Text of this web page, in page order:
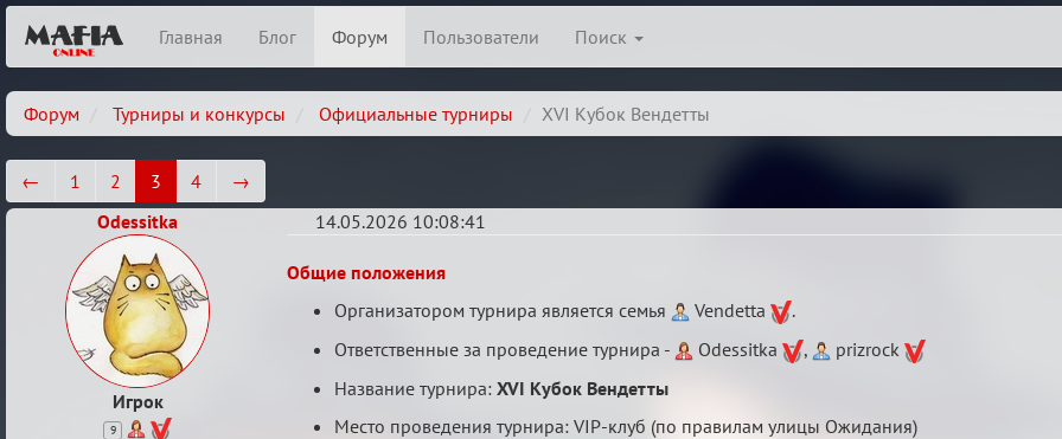
Главная Блог Форум Пользователи Поиск
Форум Турниры и конкурсы Официальные турниры XVI Кубок Вендетты
← 1 2 3 4
→
Odessitka
Игрок
9
14.05.2026 10:08:41
XVI
Кубок
Вендетты
Общие положения
Организатором турнира является семья
Vendetta
.
Ответственные за проведение турнира -
Odessitka ,
prizrock
Название турнира:XVI Кубок Вендетты
Место проведения турнира: VIP-клуб (по правилам улицы Ожидания)